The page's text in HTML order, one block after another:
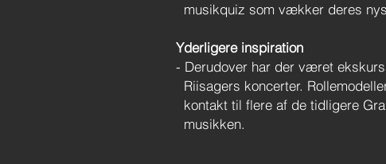
musikquiz som vækker deres
Yderligere inspiration
- Derudover har der været
Riisagers koncerter.
kontakt til flere af de tidligere
musikken.